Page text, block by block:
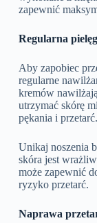
zapewnić
Regularna
Aby zapobiec
regularne
kremów
utrzymać skórę
pękania i przetarć.
Unikaj noszenia
skóra jest
może zapewnić
ryzyko przetarć.
Naprawa